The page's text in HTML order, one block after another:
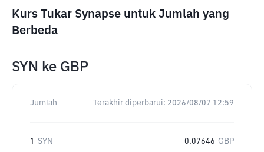
Kurs Tukar Synapse untuk Jumlah yang
Berbeda
SYN ke GBP
Jumlah Terakhir diperbarui: 2026/08/07 12:59
1 SYN 0.07646 GBP